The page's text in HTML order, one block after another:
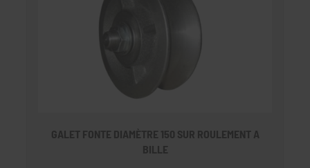
GALET FONTE DIAMÈTRE 150 SUR ROULEMENT A
BILLE